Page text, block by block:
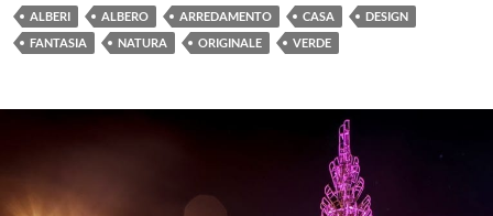
ALBERI ALBERO ARREDAMENTO CASA
DESIGN
FANTASIA
NATURA ORIGINALE VERDE